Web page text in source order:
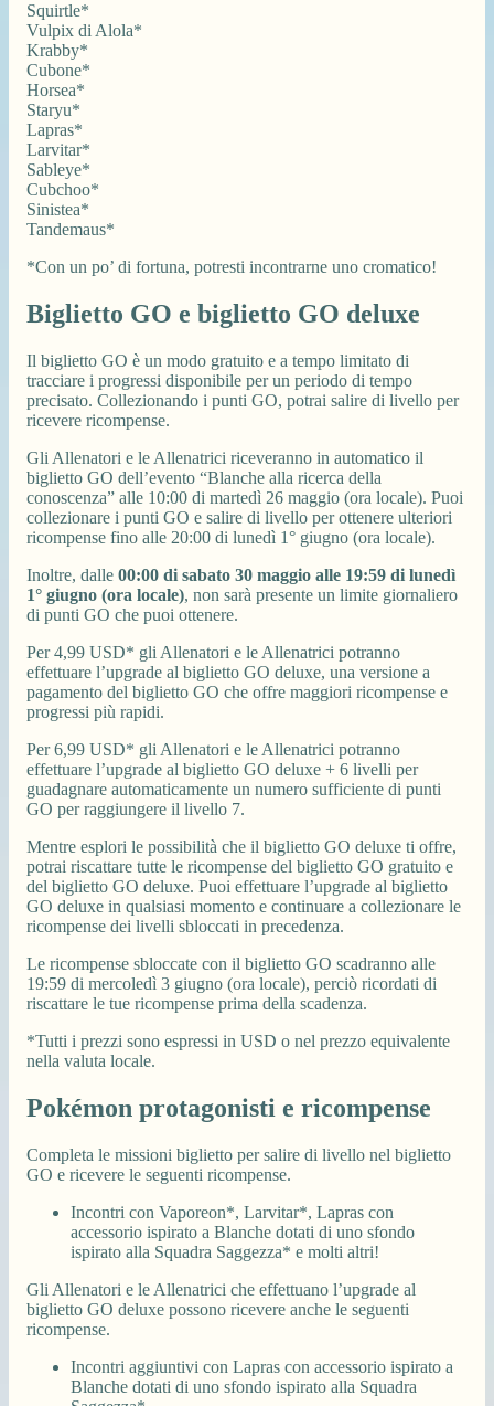
Squirtle*
Vulpix di Alola*
Krabby*
Cubone*
Horsea*
Staryu*
Lapras*
Larvitar*
Sableye*
Cubchoo*
Sinistea*
Tandemaus*
*Con un po’ di fortuna, potresti incontrarne uno cromatico!
Biglietto GO e biglietto GO deluxe
Il biglietto GO è un modo gratuito e a tempo limitato di
tracciare i progressi disponibile per un periodo di tempo
precisato. Collezionando i punti GO, potrai salire di livello per
ricevere ricompense.
Gli Allenatori e le Allenatrici riceveranno in automatico il
biglietto GO dell’evento “Blanche alla ricerca della
conoscenza” alle 10:00 di martedì 26 maggio (ora locale). Puoi
collezionare i punti GO e salire di livello per ottenere ulteriori
ricompense fino alle 20:00 di lunedì 1° giugno (ora locale).
Inoltre, dalle 00:00 di sabato 30 maggio alle 19:59 di lunedì
1° giugno (ora locale), non sarà presente un limite giornaliero
di punti GO che puoi ottenere.
Per 4,99 USD* gli Allenatori e le Allenatrici potranno
effettuare l’upgrade al biglietto GO deluxe, una versione a
pagamento del biglietto GO che offre maggiori ricompense e
progressi più rapidi.
Per 6,99 USD* gli Allenatori e le Allenatrici potranno
effettuare l’upgrade al biglietto GO deluxe + 6 livelli per
guadagnare automaticamente un numero sufficiente di punti
GO per raggiungere il livello 7.
Mentre esplori le possibilità che il biglietto GO deluxe ti offre,
potrai riscattare tutte le ricompense del biglietto GO gratuito e
del biglietto GO deluxe. Puoi effettuare l’upgrade al biglietto
GO deluxe in qualsiasi momento e continuare a collezionare le
ricompense dei livelli sbloccati in precedenza.
Le ricompense sbloccate con il biglietto GO scadranno alle
19:59 di mercoledì 3 giugno (ora locale), perciò ricordati di
riscattare le tue ricompense prima della scadenza.
*Tutti i prezzi sono espressi in USD o nel prezzo equivalente
nella valuta locale.
Pokémon protagonisti e ricompense
Completa le missioni biglietto per salire di livello nel biglietto
GO e ricevere le seguenti ricompense.
Incontri con Vaporeon*, Larvitar*, Lapras con
accessorio ispirato a Blanche dotati di uno sfondo
ispirato alla Squadra Saggezza* e molti altri!
Gli Allenatori e le Allenatrici che effettuano l’upgrade al
biglietto GO deluxe possono ricevere anche le seguenti
ricompense.
Incontri aggiuntivi con Lapras con accessorio ispirato a
Blanche dotati di uno sfondo ispirato alla Squadra